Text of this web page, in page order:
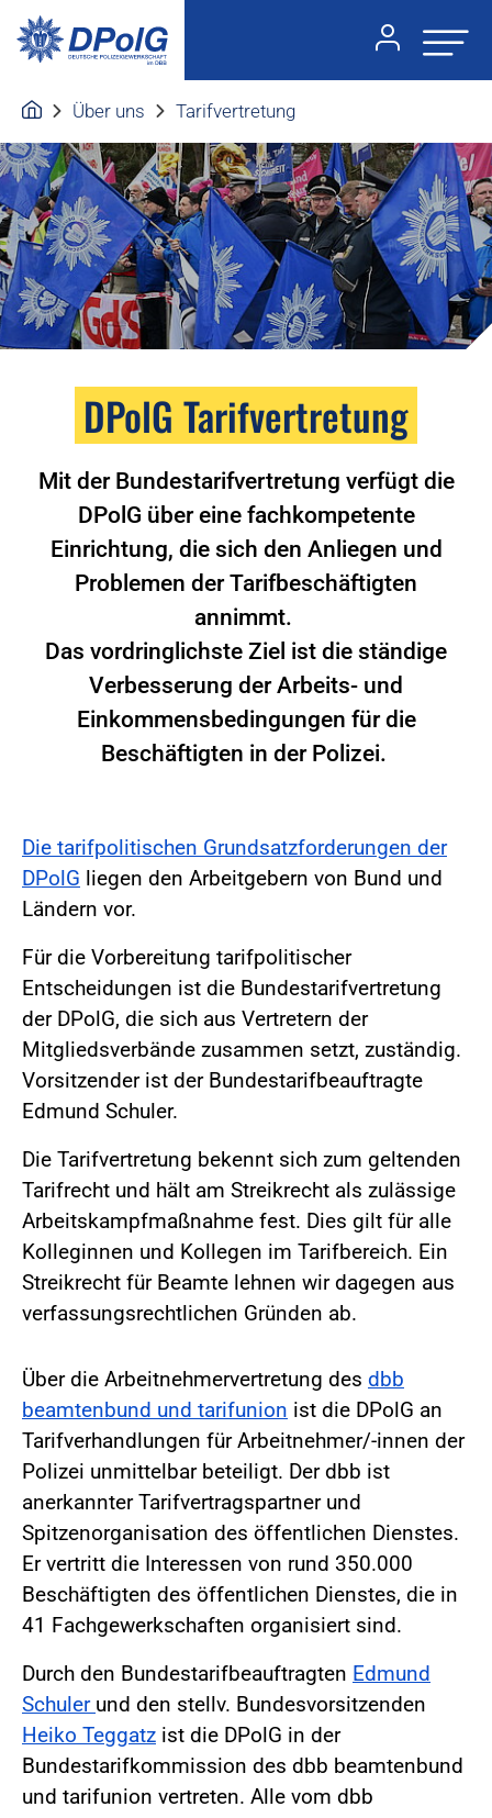
Über uns Tarifvertretung
DPolG Tarifvertretung
Mit der Bundestarifvertretung verfügt die
DPolG über eine fachkompetente
Einrichtung, die sich den Anliegen und
Problemen der Tarifbeschäftigten
annimmt.
Das vordringlichste Ziel ist die ständige
Verbesserung der Arbeits- und
Einkommensbedingungen für die
Beschäftigten in der Polizei.
Die tarifpolitischen Grundsatzforderungen der
DPolG liegen den Arbeitgebern von Bund und
Ländern vor.
Für die Vorbereitung tarifpolitischer
Entscheidungen ist die Bundestarifvertretung
der DPolG, die sich aus Vertretern der
Mitgliedsverbände zusammen setzt, zuständig.
Vorsitzender ist der Bundestarifbeauftragte
Edmund Schuler.
Die Tarifvertretung bekennt sich zum geltenden
Tarifrecht und hält am Streikrecht als zulässige
Arbeitskampfmaßnahme fest. Dies gilt für alle
Kolleginnen und Kollegen im Tarifbereich. Ein
Streikrecht für Beamte lehnen wir dagegen aus
verfassungsrechtlichen Gründen ab.
Über die Arbeitnehmervertretung des dbb
beamtenbund und tarifunion ist die DPolG an
Tarifverhandlungen für Arbeitnehmer/-innen der
Polizei unmittelbar beteiligt. Der dbb ist
anerkannter Tarifvertragspartner und
Spitzenorganisation des öffentlichen Dienstes.
Er vertritt die Interessen von rund 350.000
Beschäftigten des öffentlichen Dienstes, die in
41 Fachgewerkschaften organisiert sind.
Durch den Bundestarifbeauftragten Edmund
Schuler und den stellv. Bundesvorsitzenden
Heiko Teggatz ist die DPolG in der
Bundestarifkommission des dbb beamtenbund
und tarifunion vertreten. Alle vom dbb